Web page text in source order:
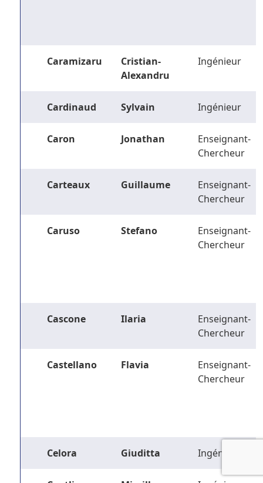
Caramizaru
Cristian-
Alexandru
Ingénieur
Cardinaud Sylvain Ingénieur
Caron Jonathan
Enseignant-
Chercheur
Carteaux Guillaume
Enseignant-
Chercheur
Caruso Stefano
Enseignant-
Chercheur
Cascone Ilaria
Enseignant-
Chercheur
Castellano Flavia
Enseignant-
Chercheur
Celora Giuditta Ingénieur